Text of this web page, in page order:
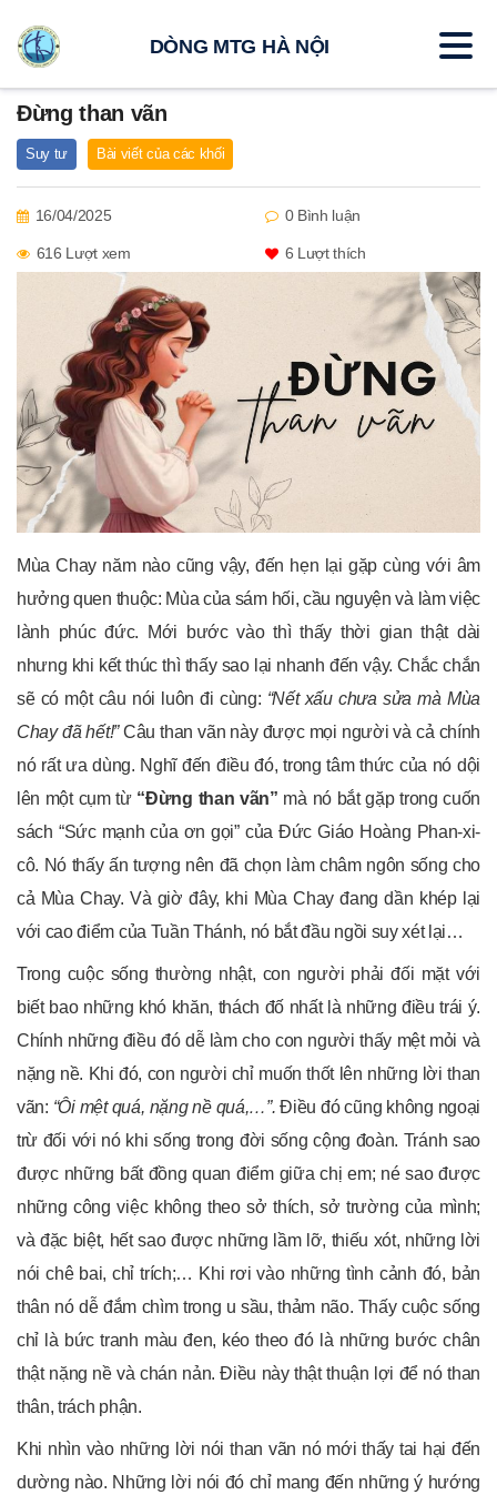
Đừng than vãn
Suy tư Bài viết của các khối
16/04/2025 0 Bình luận
616 Lượt xem 6 Lượt thích
Mùa Chay năm nào cũng vậy, đến hẹn lại gặp cùng với âm
hưởng quen thuộc: Mùa của sám hối, cầu nguyện và làm việc
lành phúc đức. Mới bước vào thì thấy thời gian thật dài
nhưng khi kết thúc thì thấy sao lại nhanh đến vậy. Chắc chắn
sẽ có một câu nói luôn đi cùng: “Nết xấu chưa sửa mà Mùa
Chay đã hết!”Câu than vãn này được mọi người và cả chính
nó rất ưa dùng. Nghĩ đến điều đó, trong tâm thức của nó dội
lên một cụm từ “Đừng than vãn” mà nó bắt gặp trong cuốn
sách “Sức mạnh của ơn gọi” của Đức Giáo Hoàng Phan-xi-
cô. Nó thấy ấn tượng nên đã chọn làm châm ngôn sống cho
cả Mùa Chay. Và giờ đây, khi Mùa Chay đang dần khép lại
với cao điểm của Tuần Thánh, nó bắt đầu ngồi suy xét lại…
Trong cuộc sống thường nhật, con người phải đối mặt với
biết bao những khó khăn, thách đố nhất là những điều trái ý.
Chính những điều đó dễ làm cho con người thấy mệt mỏi và
nặng nề. Khi đó, con người chỉ muốn thốt lên những lời than
vãn: “Ôi mệt quá, nặng nề quá,…”. Điều đó cũng không ngoại
trừ đối với nó khi sống trong đời sống cộng đoàn. Tránh sao
được những bất đồng quan điểm giữa chị em; né sao được
những công việc không theo sở thích, sở trường của mình;
và đặc biệt, hết sao được những lầm lỡ, thiếu xót, những lời
nói chê bai, chỉ trích;… Khi rơi vào những tình cảnh đó, bản
thân nó dễ đắm chìm trong u sầu, thảm não. Thấy cuộc sống
chỉ là bức tranh màu đen, kéo theo đó là những bước chân
thật nặng nề và chán nản. Điều này thật thuận lợi để nó than
thân, trách phận.
Khi nhìn vào những lời nói than vãn nó mới thấy tai hại đến
dường nào. Những lời nói đó chỉ mang đến những ý hướng
DÒNG MTG HÀ NỘI